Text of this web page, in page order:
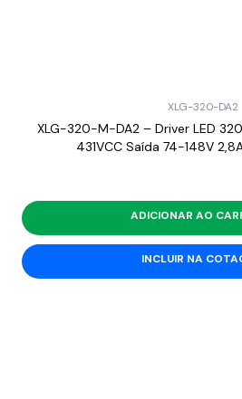
XLG-320-DA2
XLG-320-M-DA2 – Driver LED
431VCC Saída 74-148V
ADICIONAR AO
INCLUIR NA